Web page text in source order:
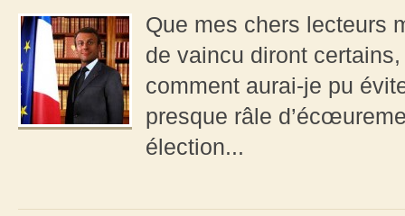
Que mes chers lecteurs
de vaincu diront
comment aurai-je pu
presque râle
élection...